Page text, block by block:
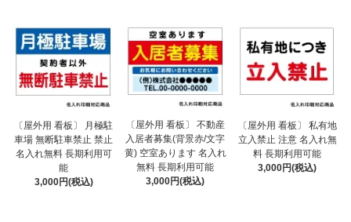
〔屋外用 看板〕 月極駐
車場 無断駐車禁止 禁止
名入れ無料 長期利用可
能
3,000円(税込)
〔屋外用 看板〕 不動産
入居者募集(背景赤/文字
黄) 空室あります 名入れ
無料 長期利用可能
3,000円(税込)
〔屋外用 看板〕 私有地
立入禁止 注意 名入れ無
料 長期利用可能
3,000円(税込)